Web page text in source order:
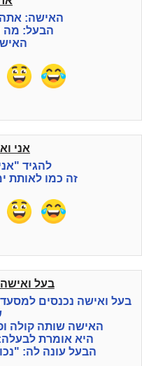
האישה: אתה
הבעל: מה
אני
להגיד
זה כמו לאותת
בעל
האישה שותה קולה
היא אומרת
הבעל עונה לה: